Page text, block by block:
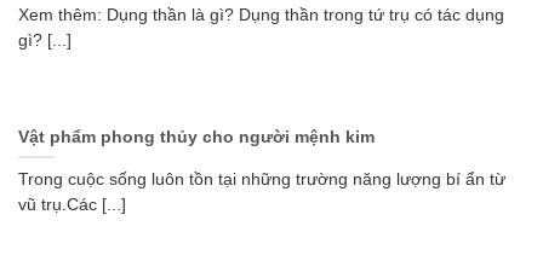
Xem thêm: Dụng thần là gì? Dụng thần trong tứ trụ có tác dụng
gì? [...]
Vật phẩm phong thủy cho người mệnh kim
Trong cuộc sống luôn tồn tại những trường năng lượng bí ẩn từ
vũ trụ.Các [...]